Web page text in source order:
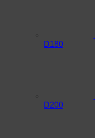
D180
D200